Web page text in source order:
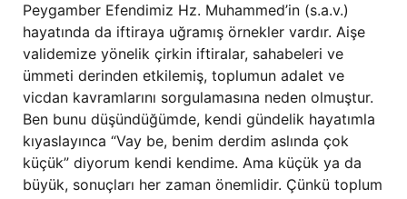
Peygamber Efendimiz Hz. Muhammed’in (s.a.v.)
hayatında da iftiraya uğramış örnekler vardır. Aişe
validemize yönelik çirkin iftiralar, sahabeleri ve
ümmeti derinden etkilemiş, toplumun adalet ve
vicdan kavramlarını sorgulamasına neden olmuştur.
Ben bunu düşündüğümde, kendi gündelik hayatımla
kıyaslayınca “Vay be, benim derdim aslında çok
küçük” diyorum kendi kendime. Ama küçük ya da
büyük, sonuçları her zaman önemlidir. Çünkü toplum